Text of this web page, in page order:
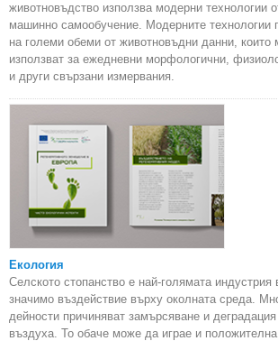
животновъдство използва модерни технологии
машинно самообучение. Модерните технологии
на големи обеми от животновъдни данни, които
използват за ежедневни морфологични,
и други свързани измервания.
Екология
Селското стопанство е най-голямата
значимо въздействие върху околната среда.
дейности причиняват замърсяване и
въздуха. То обаче може да играе и